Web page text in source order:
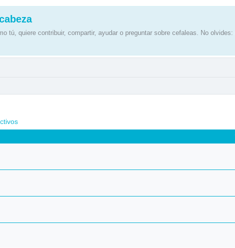
tú, quiere contribuir, compartir, ayudar o preguntar sobre cefaleas. No